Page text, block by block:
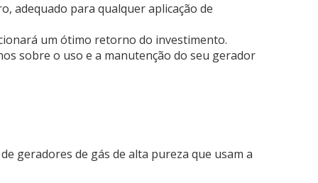
adequado para qualquer aplicação de
um ótimo retorno do investimento.
sobre o uso e a manutenção do seu gerador
geradores de gás de alta pureza que usam a